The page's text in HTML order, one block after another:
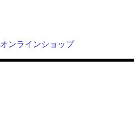
オンラインショップ